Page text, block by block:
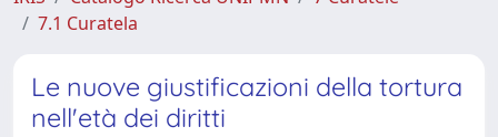
7.1 Curatela
Le nuove giustificazioni della tortura
nell'età dei diritti